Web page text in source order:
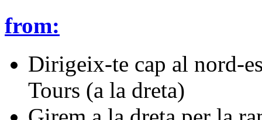
from:
Dirigeix-te cap al nord-
Tours (a la dreta)